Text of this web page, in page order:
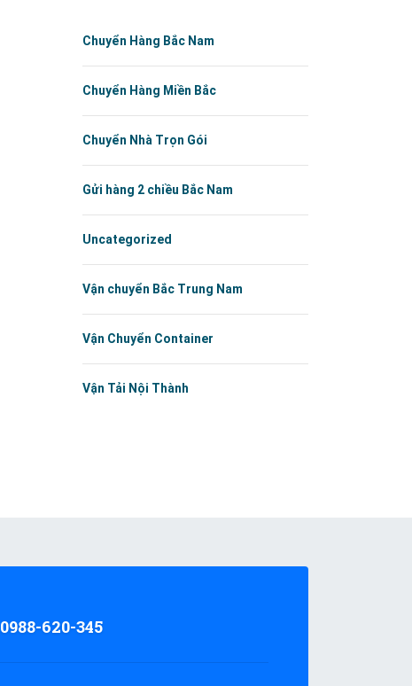
Chuyển Hàng Bắc Nam
Chuyển Hàng Miền Bắc
Chuyển Nhà Trọn Gói
Gửi hàng 2 chiều Bắc Nam
Uncategorized
Vận chuyển Bắc Trung Nam
Vận Chuyển Container
Vận Tải Nội Thành
0988-620-345